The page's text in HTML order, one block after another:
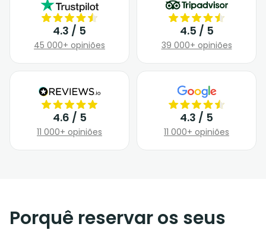
4.3 / 5
45 000+ opiniões
4.5 / 5
39 000+ opiniões
4.6 / 5
11 000+ opiniões
4.3 / 5
11 000+ opiniões
Porquê reservar os seus